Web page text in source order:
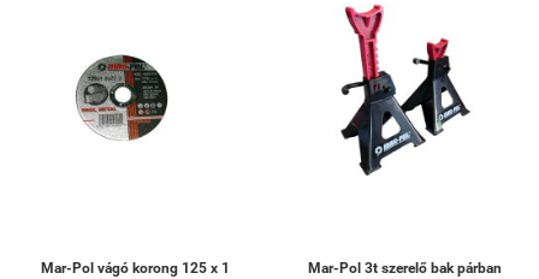
Mar-Pol vágó korong 125 x 1
Mar-Pol 3t szerelő bak párban